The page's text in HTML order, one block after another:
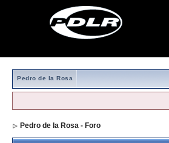
Pedro de la Rosa
Pedro de la Rosa - Foro